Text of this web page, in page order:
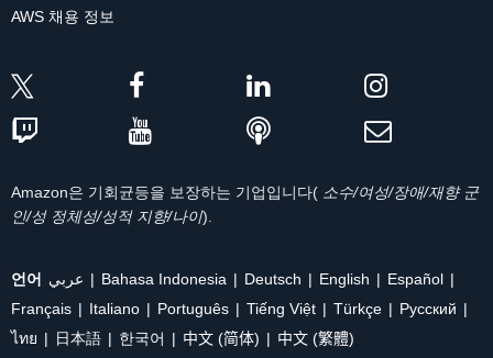
AWS 채용 정보
Amazon은 기회균등을 보장하는 기업입니다( 소수/여성/장애/재향 군
인/성 정체성/성적 지향/나이).
언어 عربي Bahasa Indonesia Deutsch English
Español
Français
Italiano Português Tiếng Việt Türkçe
Ρусский
ไทย
日本語 한국어 中文 (简体) 中文 (繁體)